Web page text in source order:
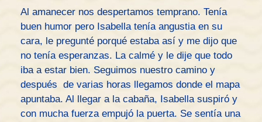
Al amanecer nos despertamos temprano. Tenía
buen humor pero Isabella tenía angustia en su
cara, le pregunté porqué estaba así y me dijo que
no tenía esperanzas. La calmé y le dije que todo
iba a estar bien. Seguimos nuestro camino y
después de varias horas llegamos donde el mapa
apuntaba. Al llegar a la cabaña, Isabella suspiró y
con mucha fuerza empujó la puerta. Se sentía una